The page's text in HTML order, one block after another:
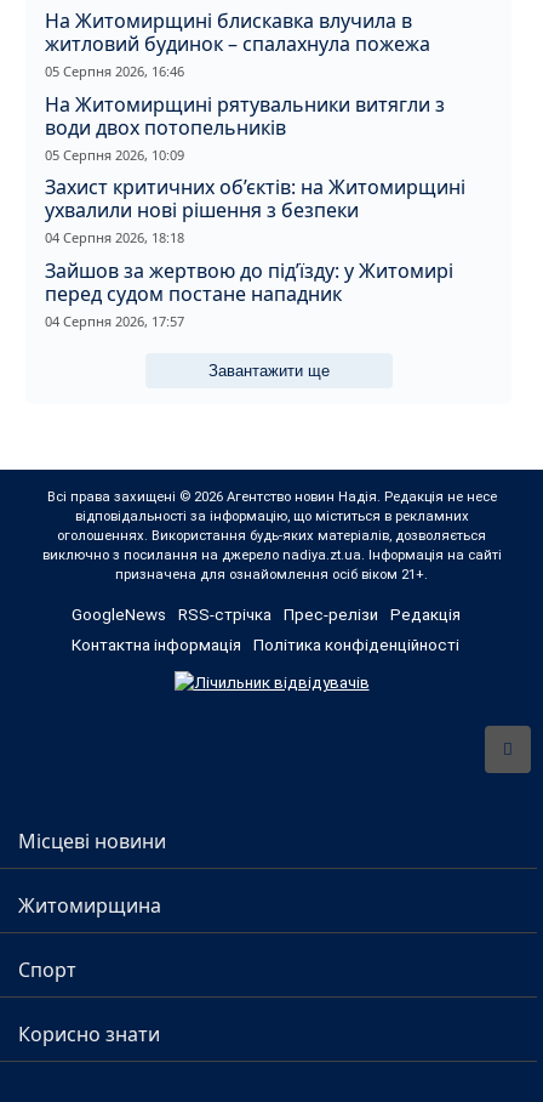
На Житомирщині блискавка влучила в
житловий будинок – спалахнула пожежа
05 Серпня 2026, 16:46
На Житомирщині рятувальники витягли з
води двох потопельників
05 Серпня 2026, 10:09
Захист критичних об’єктів: на Житомирщині
ухвалили нові рішення з безпеки
04 Серпня 2026, 18:18
Зайшов за жертвою до під’їзду: у Житомирі
перед судом постане нападник
04 Серпня 2026, 17:57
Завантажити ще
Всі права захищені © 2026 Агентство новин Надія. Редакція не несе
відповідальності за інформацію, що міститься в рекламних
оголошеннях. Використання будь-яких матеріалів, дозволяється
виключно з посилання на джерело nadiya.zt.ua. Інформація на сайті
призначена для ознайомлення осіб віком 21+.
GoogleNews RSS-стрічка Прес-релізи
Редакція
Контактна інформація
Політика конфіденційності
Місцеві новини
Житомирщина
Спорт
Корисно знати